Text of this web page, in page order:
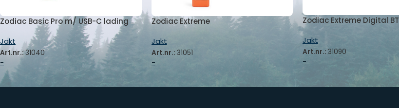
Zodiac Basic Pro m/ USB-C lading
Jakt
Art.nr.:31040
-
Zodiac Extreme
Jakt
Art.nr.: 31051
-
Zodiac Extreme Digital BT
Jakt
Art.nr.: 31090
-